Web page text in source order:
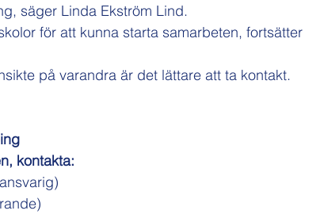
säger Linda Ekström Lind.
för att kunna starta samarbeten, fortsätter
på varandra är det lättare att ta kontakt.
kontakta: